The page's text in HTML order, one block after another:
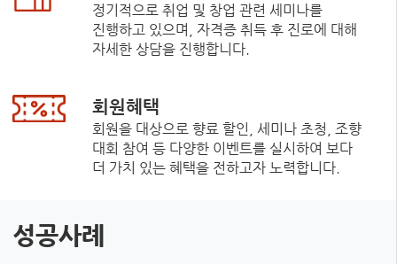
정기적으로 취업 및 창업 관련 세미나를
진행하고 있으며, 자격증 취득 후 진로에 대해
자세한 상담을 진행합니다.
회원혜택
회원을 대상으로 향료 할인, 세미나 초청, 조향
대회 참여 등 다양한 이벤트를 실시하여 보다
더 가치 있는 혜택을 전하고자 노력합니다.
성공사례